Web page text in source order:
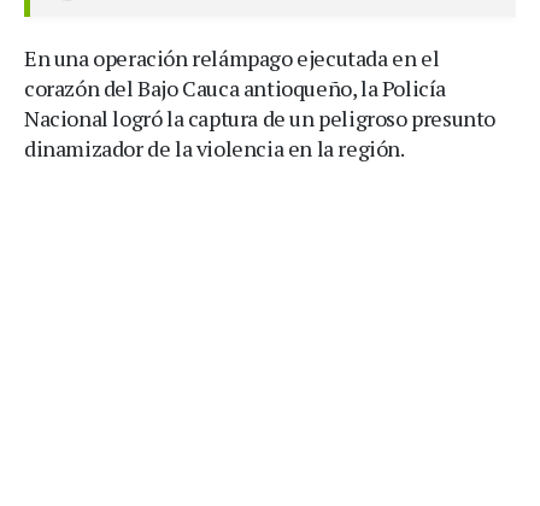
En una operación relámpago ejecutada en el
corazón del Bajo Cauca antioqueño, la Policía
Nacional logró la captura de un peligroso presunto
dinamizador de la violencia en la región.